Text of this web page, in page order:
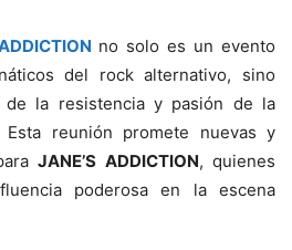
no solo es un evento
del rock alternativo, sino
de la resistencia y pasión de la
reunión promete nuevas y
JANE’S ADDICTION, quienes
poderosa en la escena